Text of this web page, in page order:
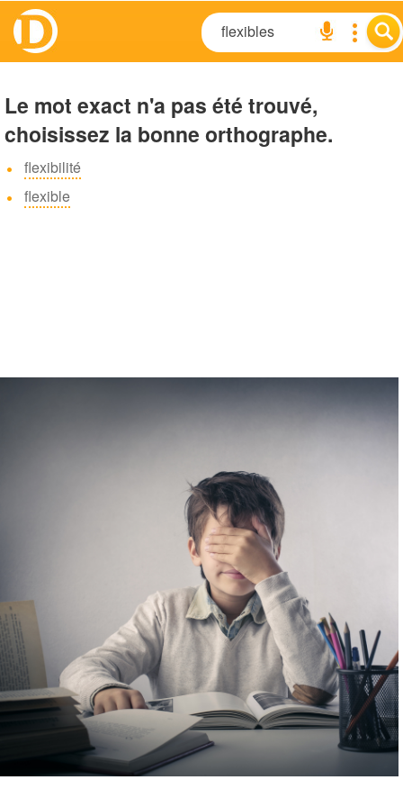
Le mot exact n'a pas été trouvé,
choisissez la bonne orthographe.
flexibilité
flexible